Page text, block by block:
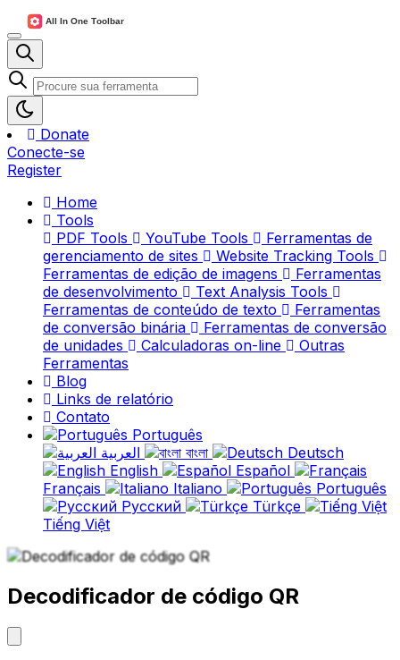
Donate
Conecte-se
Register
Home
Tools
PDF Tools
YouTube Tools
Ferramentas de
gerenciamento de sites
Website Tracking Tools
Ferramentas de edição de imagens
Ferramentas
de desenvolvimento
Text Analysis Tools
Ferramentas de conteúdo de texto
Ferramentas
de conversão binária
Ferramentas de conversão
de unidades
Calculadoras on-line
Outras
Ferramentas
Blog
Links de relatório
Contato
Português
বাংলা
Deutsch
English
Español
Français
Italiano
Português
Русский
Türkçe
Tiếng Việt
Decodificador de código QR